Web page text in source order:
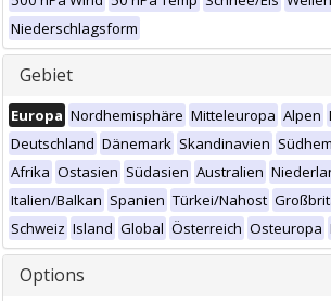
Niederschlagsform
Gebiet
Europa Nordhemisphäre Mitteleuropa Alpen
Deutschland Dänemark Skandinavien
Afrika Ostasien Südasien Australien
Italien/Balkan Spanien Türkei/Nahost
Schweiz Island Global Österreich Osteuropa
Options